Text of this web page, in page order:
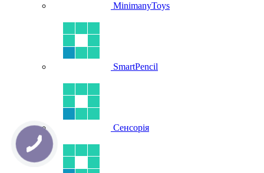
MinimanyToys
SmartPencil
Сенсорія